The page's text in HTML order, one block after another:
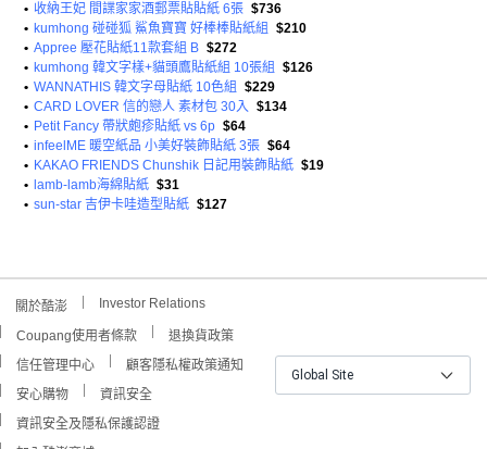
• 收納王妃 間諜家家酒郵票貼貼紙 6張 $736
• kumhong 碰碰狐 鯊魚寶寶 好棒棒貼紙組
$210
• Appree 壓花貼紙11款套組 B $272
• kumhong 韓文字樣+貓頭鷹貼紙組 10張組
$126
• WANNATHIS 韓文字母貼紙 10色組
$229
• CARD LOVER 信的戀人 素材包 30入 $134
• Petit Fancy 帶狀皰疹貼紙 vs 6p $64
• infeelME 暖空紙品 小美好裝飾貼紙 3張 $64
• KAKAO FRIENDS Chunshik 日記用裝飾貼紙 $19
•
lamb-lamb海綿貼紙 $31
• sun-star 吉伊卡哇造型貼紙 $127
關於酷澎 Investor Relations
Coupang使用者條款
退換貨政策
信任管理中心
顧客隱私權政策通知
安心購物
資訊安全
資訊安全及隱私保護認證
Global Site